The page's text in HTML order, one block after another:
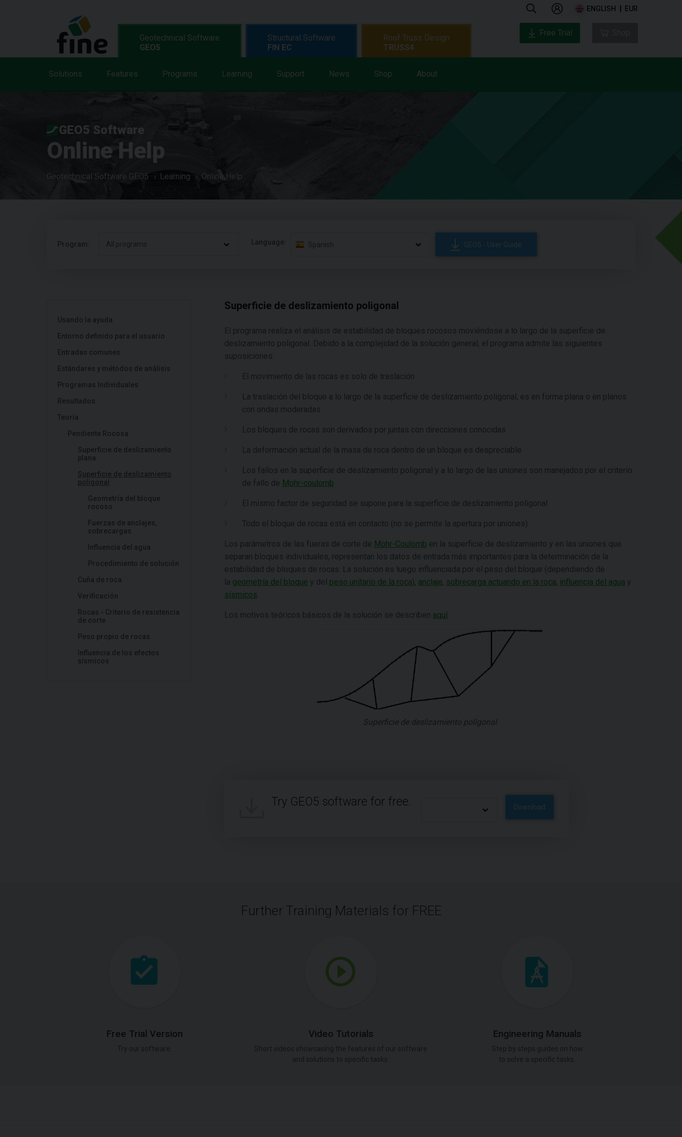
ENGLISH EUR
Geotechnical Software
GEO5
Solutions Features Programs Learning Support News Shop About
Structural Software
FIN EC
Roof Truss Design
TRUSS4
Free Trial
GEO5 Software
Online Help
Geotechnical Software GEO5 Learning Online Help
Program: All programs Language: Spanish GEO5 - User Guide
Usando la ayuda
Entorno definido para el usuario
Entradas comunes
Estándares y métodos de análisis
Programas Individuales
Resultados
Teoría
Pendiente Rocosa
Superficie de deslizamiento
plana
Superficie de deslizamiento
poligonal
Geometría del bloque
rocoso
Fuerzas de anclajes,
sobrecargas
Influencia del agua
Procedimiento de solución
Cuña de roca
Verificación
Rocas - Criterio de resistencia
de corte
Peso propio de rocas
Influencia de los efectos
sísmicos
Superficie de deslizamiento poligonal
El programa realiza el análisis de estabilidad de bloques rocosos moviéndose a lo largo de la superficie de
deslizamiento poligonal. Debido a la complejidad de la solución general, el programa admite las siguientes
suposiciones:
El movimiento de las rocas es solo de traslación
La traslación del bloque a lo largo de la superficie de deslizamiento poligonal, es en forma plana o en planos
con ondas moderadas
Los bloques de rocas son derivados por juntas con direcciones conocidas
La deformación actual de la masa de roca dentro de un bloque es despreciable
Los fallos en la superficie de deslizamiento poligonal y a lo largo de las uniones son manejados por el criterio
de fallo de Mohr-coulomb
El mismo factor de seguridad se supone para la superficie de deslizamiento poligonal
Todo el bloque de rocas está en contacto (no se permite la apertura por uniones)
Los parámetros de las fueras de corte de Mohr-Coulomb en la superficie de deslizamiento y en las uniones que
separan bloques individuales, representan los datos de entrada más importantes para la determinación de la
estabilidad de bloques de rocas. La solución es luego influenciada por el peso del bloque (dependiendo de
la geometría del bloque y del peso unitario de la roca), anclaje, sobrecarga actuando en la roca, influencia del agua y
sísmicos
Los motivos teóricos básicos de la solución se describen aquí
Superficie de deslizamiento poligonal
Try GEO5 software for free. Download
Further Training Materials for FREE
Free Trial Version Video Tutorials Engineering Manuals